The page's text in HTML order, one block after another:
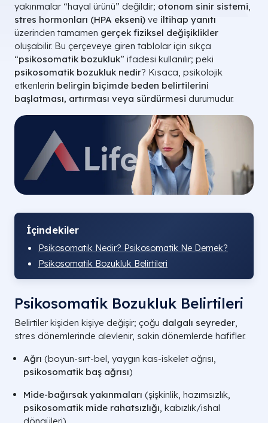
yakınmalar “hayal ürünü” değildir; otonom sinir sistemi,
stres hormonları (HPA ekseni) ve iltihap yanıtı
üzerinden tamamen gerçek fiziksel değişiklikler
oluşabilir. Bu çerçeveye giren tablolar için sıkça
“psikosomatik bozukluk” ifadesi kullanılır; peki
psikosomatik bozukluk nedir? Kısaca, psikolojik
etkenlerin belirgin biçimde beden belirtilerini
başlatması, artırması veya sürdürmesi durumudur.
İçindekiler
Psikosomatik Nedir? Psikosomatik Ne Demek?
Psikosomatik Bozukluk Belirtileri
Psikosomatik Bozukluk Belirtileri
Belirtiler kişiden kişiye değişir; çoğu dalgalı seyreder,
stres dönemlerinde alevlenir, sakin dönemlerde hafifler.
Ağrı (boyun-sırt-bel, yaygın kas-iskelet ağrısı,
psikosomatik baş ağrısı)
Mide-bağırsak yakınmaları (şişkinlik, hazımsızlık,
psikosomatik mide rahatsızlığı, kabızlık/ishal